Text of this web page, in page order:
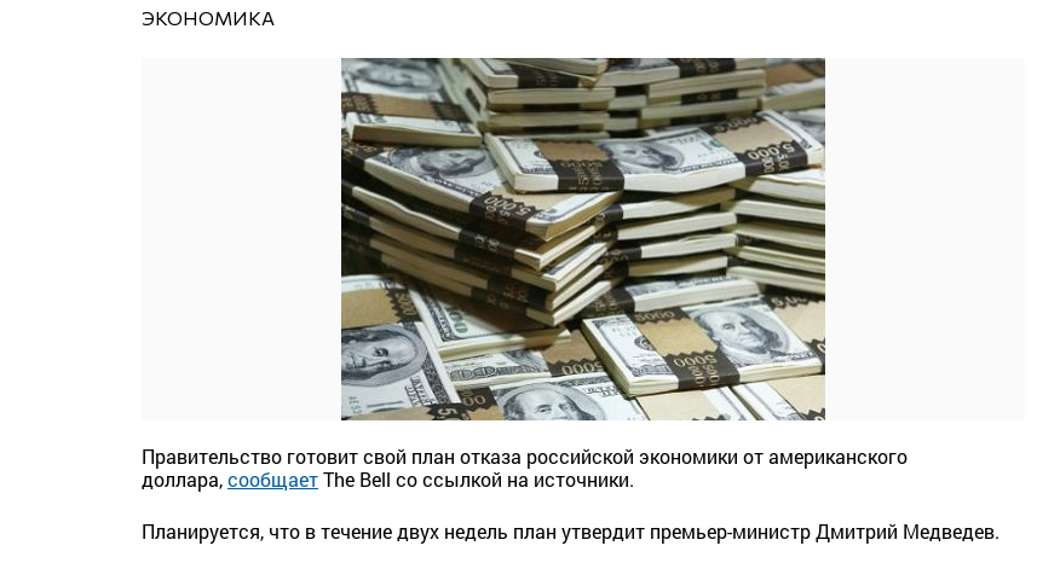
ЭКОНОМИКА
Правительство готовит свой план отказа российской экономики от американского
доллара,сообщаетThe Bell со ссылкой на источники.
Планируется, что в течение двух недель план утвердит премьер-министр Дмитрий Медведев.